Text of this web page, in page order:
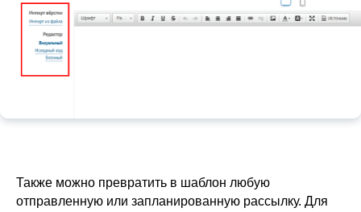
Также можно превратить в шаблон любую
отправленную или запланированную рассылку. Для